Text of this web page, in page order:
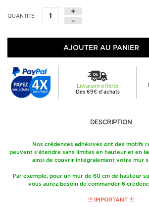
QUANTITÉ :
AJOUTER AU PANIER
Livraison offerte
Dès 69€ d'achats
DESCRIPTION
Nos crédences adhésives ont des motifs
peuvent s'étendre sans limites en hauteur et en
ainsi de couvrir intégralement votre mur
Par exemple, pour un mur de 60 cm de hauteur
vous aurez besoin de commander 6
!!! IMPORTANT !!!